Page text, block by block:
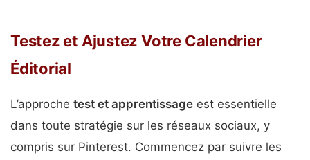
Testez et Ajustez Votre Calendrier
Éditorial
L’approche test et apprentissage est essentielle
dans toute stratégie sur les réseaux sociaux, y
compris sur Pinterest. Commencez par suivre les